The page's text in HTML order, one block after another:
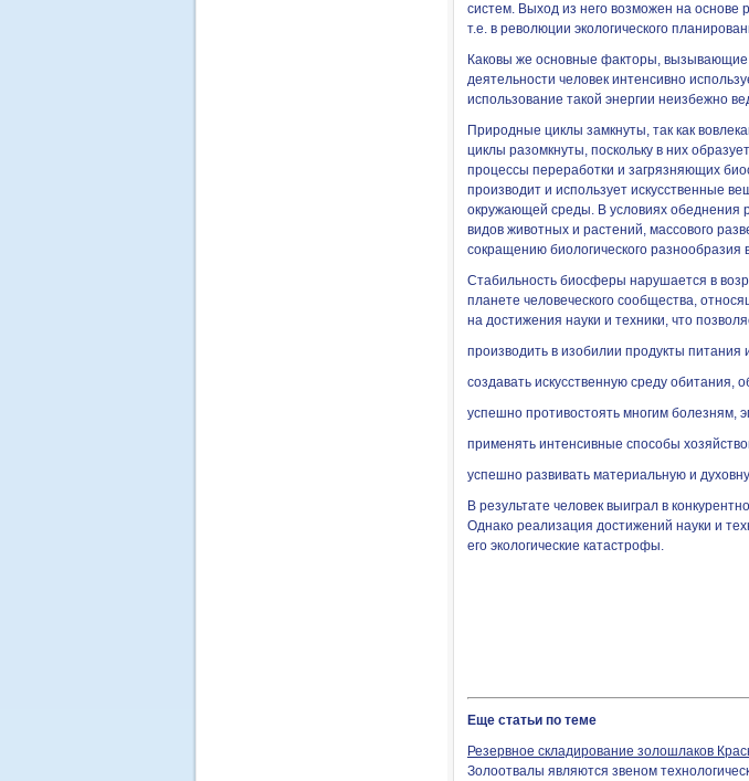
систем. Выход из него возможен на
т.е. в революции экологического
Каковы же основные факторы, вызывающие
деятельности человек интенсивно
использование такой энергии неизбежно
Природные циклы замкнуты, так как
циклы разомкнуты, поскольку в них
процессы переработки и загрязняющих
производит и использует искусственные
окружающей среды. В условиях обеднения
видов животных и растений, массового
сокращению биологического
Стабильность биосферы нарушается в
планете человеческого сообщества,
на достижения науки и техники, что
производить в изобилии продукты питания
создавать искусственную среду
успешно противостоять многим болезням,
применять интенсивные способы
успешно развивать материальную и
В результате человек выиграл в
Однако реализация достижений науки и
его экологические катастрофы.
Еще статьи по теме
Резервное складирование золошлаков
Золоотвалы являются звеном